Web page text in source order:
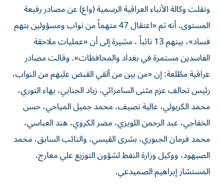
ونقلت وكالة الأنباء العراقية الرسمية (واع) عن مصادر رفيعة
المستوى، أنه تم «اعتقال 47 متهماً من نواب ومسؤولين بتهم
فساد»، بينهم 13 نائباً ، مشيرة إلى أن «عمليات ملاحقة
الفاسدين مستمرة في بغداد والمحافظات». وقالت مصادر
عراقية مطّلعة: إن «من بين من ألقي القبض عليهم من النواب،
رئيس تحالف عزم مثنى السامرائي، زياد الجنابي، بهاء النوري،
محمد الكربولي، عالية نصيف، محمد جميل المياحي، حسن
الخفاجي، عبد الرحمن اللويزي، مضر الكروي، هند العباسي،
محمد فرمان الجبوري، بشرى القيسي، والنائب السابق، محمد
الصيهود، ووكيل وزارة النفط لشؤون التوزيع علي معارج،
المستشار إبراهيم الصميدعي.